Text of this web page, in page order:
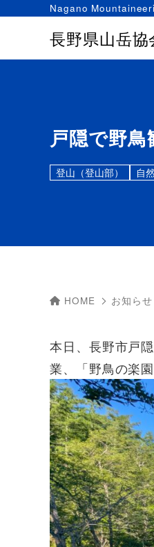
長野県山岳協
Nagano
戸隠で野鳥
登山（登山部） 自
HOME お知らせ
本日、長野市戸
業、「野鳥の楽